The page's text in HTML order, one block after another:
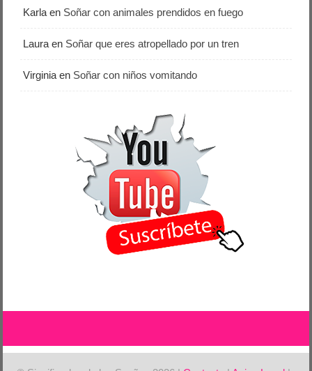
Karla en Soñar con animales prendidos en fuego
Laura en Soñar que eres atropellado por un tren
Virginia en Soñar con niños vomitando